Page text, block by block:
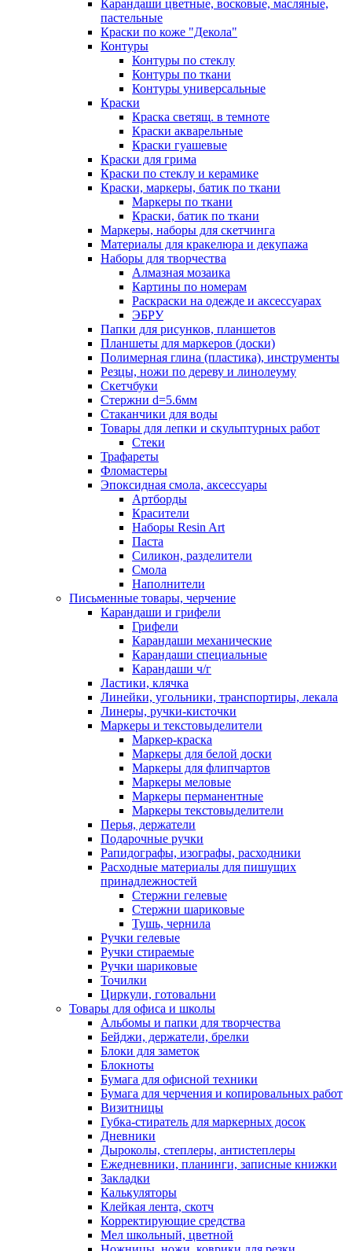
Карандаши цветные, восковые, масляные,
пастельные
Краски по коже "Декола"
Контуры
Контуры по стеклу
Контуры по ткани
Контуры универсальные
Краски
Краска светящ. в темноте
Краски акварельные
Краски гуашевые
Краски для грима
Краски по стеклу и керамике
Краски, маркеры, батик по ткани
Маркеры по ткани
Краски, батик по ткани
Маркеры, наборы для скетчинга
Материалы для кракелюра и декупажа
Наборы для творчества
Алмазная мозаика
Картины по номерам
Раскраски на одежде и аксессуарах
ЭБРУ
Папки для рисунков, планшетов
Планшеты для маркеров (доски)
Полимерная глина (пластика), инструменты
Резцы, ножи по дереву и линолеуму
Скетчбуки
Стержни d=5.6мм
Стаканчики для воды
Товары для лепки и скульптурных работ
Стеки
Трафареты
Фломастеры
Эпоксидная смола, аксессуары
Артборды
Красители
Наборы Resin Art
Паста
Силикон, разделители
Смола
Наполнители
Письменные товары, черчение
Карандаши и грифели
Грифели
Карандаши механические
Карандаши специальные
Карандаши ч/г
Ластики, клячка
Линейки, угольники, транспортиры, лекала
Линеры, ручки-кисточки
Маркеры и текстовыделители
Маркер-краска
Маркеры для белой доски
Маркеры для флипчартов
Маркеры меловые
Маркеры перманентные
Маркеры текстовыделители
Перья, держатели
Подарочные ручки
Рапидографы, изографы, расходники
Расходные материалы для пишущих
принадлежностей
Стержни гелевые
Стержни шариковые
Тушь, чернила
Ручки гелевые
Ручки стираемые
Ручки шариковые
Точилки
Циркули, готовальни
Товары для офиса и школы
Альбомы и папки для творчества
Бейджи, держатели, брелки
Блоки для заметок
Блокноты
Бумага для офисной техники
Бумага для черчения и копировальных работ
Визитницы
Губка-стиратель для маркерных досок
Дневники
Дыроколы, степлеры, антистеплеры
Ежедневники, планинги, записные книжки
Закладки
Калькуляторы
Клейкая лента, скотч
Корректирующие средства
Мел школьный, цветной